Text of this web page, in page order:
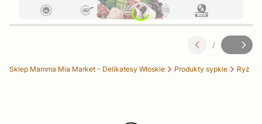
Slajd
/
z
Sklep Mamma Mia Market - Delikatesy Włoskie Produkty sypkie Ryż